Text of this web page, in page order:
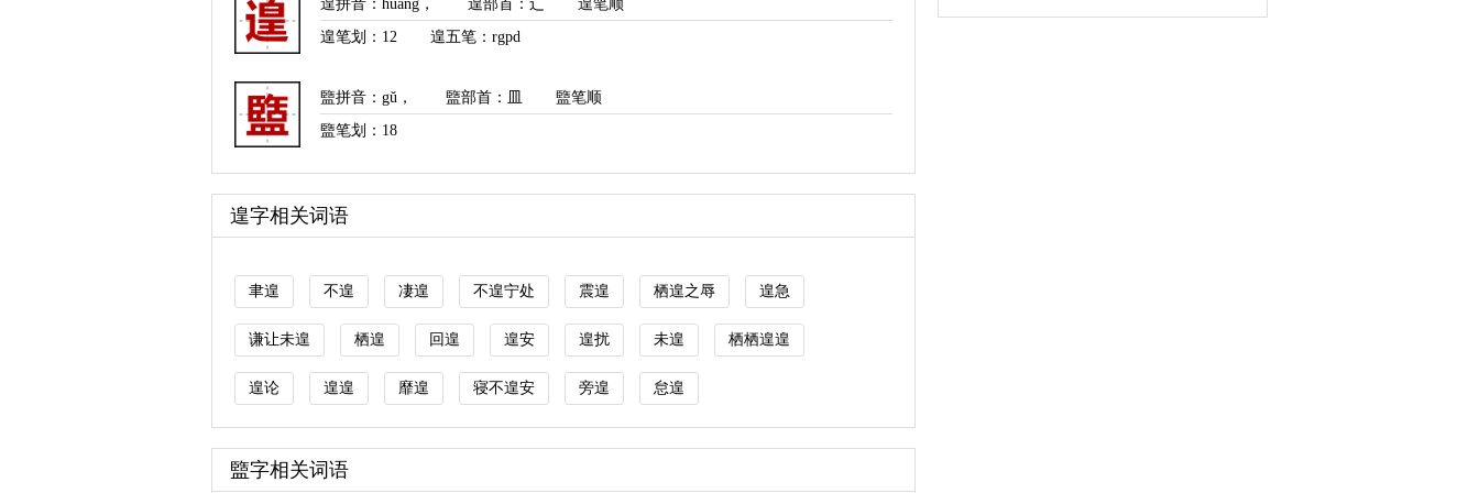
遑拼音 ： huáng ， 遑部首 ：辶
遑笔顺
遑笔划： 12 遑五笔：rgpd
盬拼音 ： gǔ ， 盬部首 ：皿
盬笔顺
盬笔划： 18
遑字相关词语
聿遑 不遑 凄遑 不遑宁处 震遑 栖遑之辱 遑急
谦让未遑 栖遑 回遑 遑安 遑扰 未遑 栖栖遑遑
遑论 遑遑 靡遑 寝不遑安 旁遑 怠遑
盬字相关词语